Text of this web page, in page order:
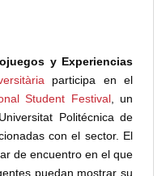
y Experiencias
participa en el
Student Festival, un
Politécnica de
con el sector. El
de encuentro en el que
puedan mostrar su